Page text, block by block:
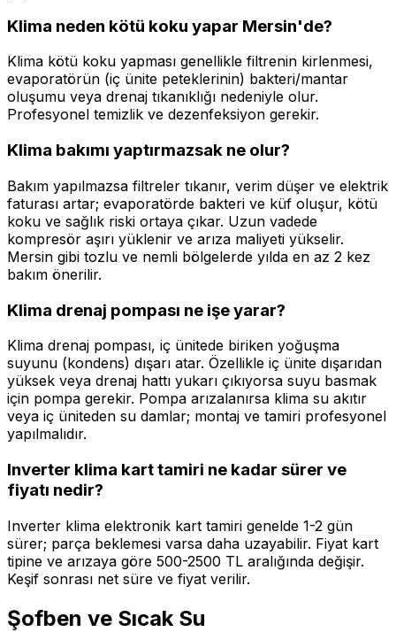
Klima neden kötü koku yapar Mersin'de?
Klima kötü koku yapması genellikle filtrenin kirlenmesi,
evaporatörün (iç ünite peteklerinin) bakteri/mantar
oluşumu veya drenaj tıkanıklığı nedeniyle olur.
Profesyonel temizlik ve dezenfeksiyon gerekir.
Klima bakımı yaptırmazsak ne olur?
Bakım yapılmazsa filtreler tıkanır, verim düşer ve elektrik
faturası artar; evaporatörde bakteri ve küf oluşur, kötü
koku ve sağlık riski ortaya çıkar. Uzun vadede
kompresör aşırı yüklenir ve arıza maliyeti yükselir.
Mersin gibi tozlu ve nemli bölgelerde yılda en az 2 kez
bakım önerilir.
Klima drenaj pompası ne işe yarar?
Klima drenaj pompası, iç ünitede biriken yoğuşma
suyunu (kondens) dışarı atar. Özellikle iç ünite dışarıdan
yüksek veya drenaj hattı yukarı çıkıyorsa suyu basmak
için pompa gerekir. Pompa arızalanırsa klima su akıtır
veya iç üniteden su damlar; montaj ve tamiri profesyonel
yapılmalıdır.
Inverter klima kart tamiri ne kadar sürer ve
fiyatı nedir?
Inverter klima elektronik kart tamiri genelde 1-2 gün
sürer; parça beklemesi varsa daha uzayabilir. Fiyat kart
tipine ve arızaya göre 500-2500 TL aralığında değişir.
Keşif sonrası net süre ve fiyat verilir.
Şofben ve Sıcak Su